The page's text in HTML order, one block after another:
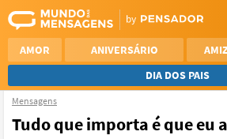
AMOR ANIVERSÁRIO
DIA DOS PAIS
REFLEXÃO
Mensagens
Tudo que importa é que eu